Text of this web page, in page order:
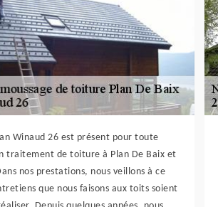
Winaud 26 est présent pour toute
traitement de toiture à Plan De Baix et
nos prestations, nous veillons à ce
que nous faisons aux toits soient